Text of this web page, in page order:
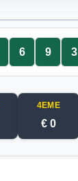
6 9 3
4EME
€ 0